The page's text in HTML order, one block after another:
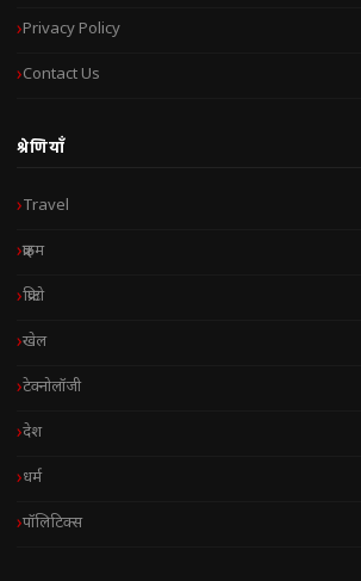
Privacy Policy
Contact Us
श्रेणियाँ
Travel
क्राइम
क्रिप्टो
खेल
टेक्नोलॉजी
देश
धर्म
पॉलिटिक्स